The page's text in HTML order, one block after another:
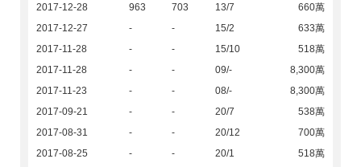
2017-12-28
963 703 13/7
660萬
2017-12-27
- - 15/2
633萬
2017-11-28
- - 15/10
518萬
2017-11-28
- - 09/-
8,300萬
2017-11-23
- - 08/-
8,300萬
2017-09-21
- - 20/7
538萬
2017-08-31
- - 20/12
700萬
2017-08-25
- - 20/1
518萬